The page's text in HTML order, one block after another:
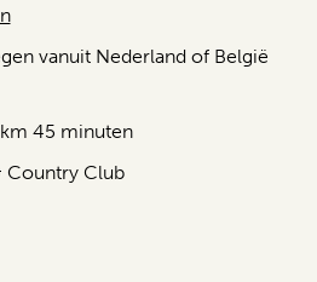
vanuit Nederland of België
45 minuten
Country Club